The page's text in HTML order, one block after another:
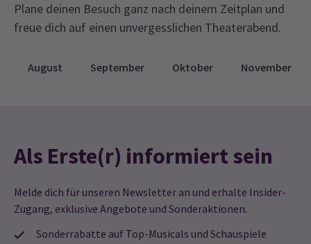
Empfohlenes Alter: 12+
Plane deinen Besuch ganz nach deinem Zeitplan und
freue dich auf einen unvergesslichen Theaterabend.
August September Oktober November
Als Erste(r) informiert sein
Melde dich für unseren Newsletter an und erhalte Insider-
Zugang, exklusive Angebote und Sonderaktionen.
Sonderrabatte auf Top-Musicals und Schauspiele